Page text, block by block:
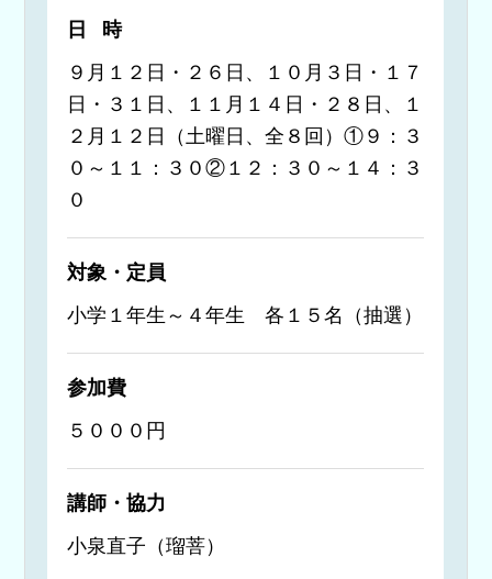
日時
９月１２日・２６日、１０月３日・１７
日・３１日、１１月１４日・２８日、１
２月１２日（土曜日、全８回）①９：３
０～１１：３０②１２：３０～１４：３
０
対象・定員
小学１年生～４年生 各１５名（抽選）
参加費
５０００円
講師・協力
小泉直子（瑠菩）